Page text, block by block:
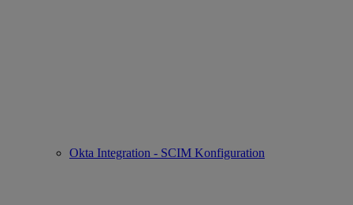
Okta Integration - SCIM Konfiguration